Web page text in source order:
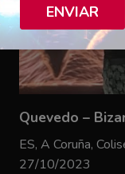
Quevedo –
ES, A Coruña,
27/10/2023
ENVIAR